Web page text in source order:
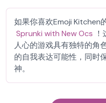
如果你喜欢Emoji Kitchen
Sprunki with New Ocs
人心的游戏具有独特的角
的自我表达可能性，同时
神。